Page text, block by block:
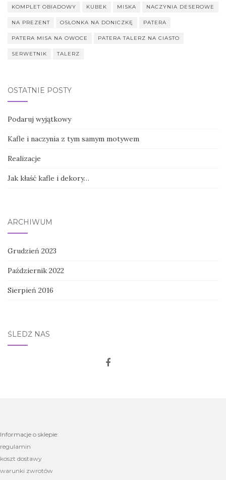
KOMPLET OBIADOWY KUBEK MISKA NACZYNIA DESEROWE
NA PREZENT OSŁONKA NA DONICZKĘ PATERA
PATERA MISA NA OWOCE PATERA TALERZ NA CIASTO
SERWETNIK TALERZ
OSTATNIE POSTY
Podaruj wyjątkowy
Kafle i naczynia z tym samym motywem
Realizacje
Jak kłaść kafle i dekory…
ARCHIWUM
Grudzień 2023
Październik 2022
Sierpień 2016
ŚLEDŹ NAS
Informacje o sklepie:
regulamin
koszt dostawy
warunki zwrotów